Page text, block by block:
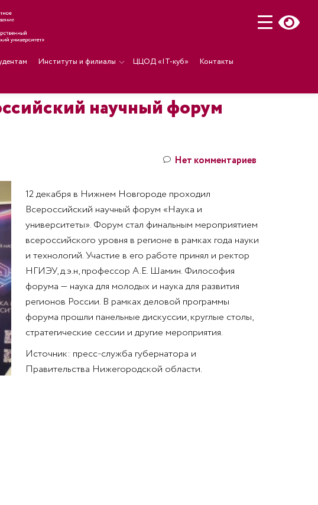
Институты и филиалы ЦЦОД «IT-куб»
Контакты
научный форум
Нет комментариев
12 декабря в Нижнем Новгороде проходил
Всероссийский научный форум «Наука и
университеты». Форум стал финальным мероприятием
всероссийского уровня в регионе в рамках года науки
и технологий. Участие в его работе принял и ректор
НГИЭУ, д.э.н, профессор А.Е. Шамин. Философия
форума — наука для молодых и наука для развития
регионов России. В рамках деловой программы
форума прошли панельные дискуссии, круглые столы,
стратегические сессии и другие мероприятия.
Источник: пресс-служба губернатора и
Правительства Нижегородской области.